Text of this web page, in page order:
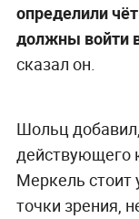
определили
должны войти
сказал он.
Шольц
действующего
Меркель стоит
точки зрения,